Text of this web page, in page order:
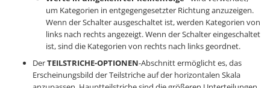
um Kategorien in entgegengesetzter Richtung anzuzeigen.
Wenn der Schalter ausgeschaltet ist, werden Kategorien von
links nach rechts angezeigt. Wenn der Schalter eingeschaltet
ist, sind die Kategorien von rechts nach links geordnet.
DerTEILSTRICHE-OPTIONEN-Abschnitt ermöglicht es, das
Erscheinungsbild der Teilstriche auf der horizontalen Skala